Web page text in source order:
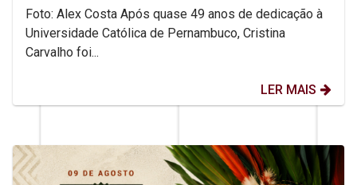
Foto: Alex Costa Após quase 49 anos de dedicação à
Universidade Católica de Pernambuco, Cristina
Carvalho foi...
LER MAIS